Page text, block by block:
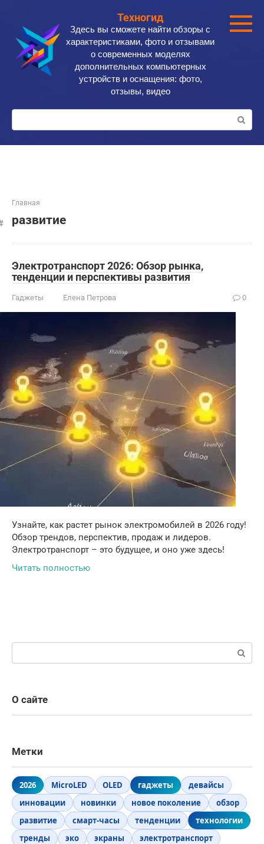
контенту
Техногид
Здесь вы сможете найти обзоры с
характеристиками, фото и отзывами
о современных моделях
дополнительных компьютерных
устройств и оснащения: фото,
отзывы, видео
Поиск:
Главная
развитие
Электротранспорт 2026: Обзор рынка,
тенденции и перспективы развития
Гаджеты Елена Петрова 0
Узнайте, как растет рынок электромобилей в 2026 году!
Обзор трендов, перспектив, продаж и лидеров.
Электротранспорт – это будущее, и оно уже здесь!
Читать полностью
Поиск:
О сайте
Метки
2026 MicroLED OLED гаджеты
девайсы
инновации
новинки новое поколение
обзор
развитие
смарт-часы тенденции
технологии
тренды
эко экраны
электротранспорт